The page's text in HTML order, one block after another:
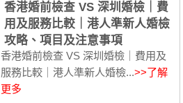
香港婚前檢查 VS 深圳婚檢｜費
用及服務比較｜港人準新人婚檢
攻略、項目及注意事項
香港婚前檢查 VS 深圳婚檢｜費用及
服務比較｜港人準新人婚檢...>>了解
更多